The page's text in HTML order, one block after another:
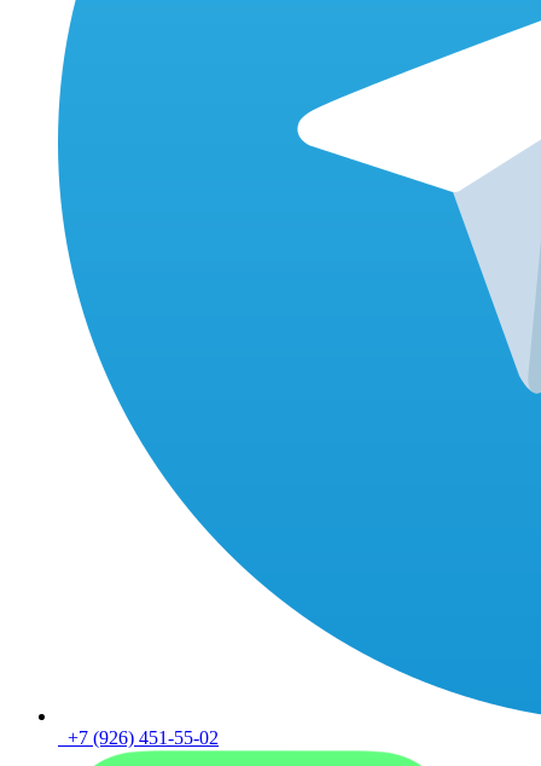
+7 (926) 451-55-02